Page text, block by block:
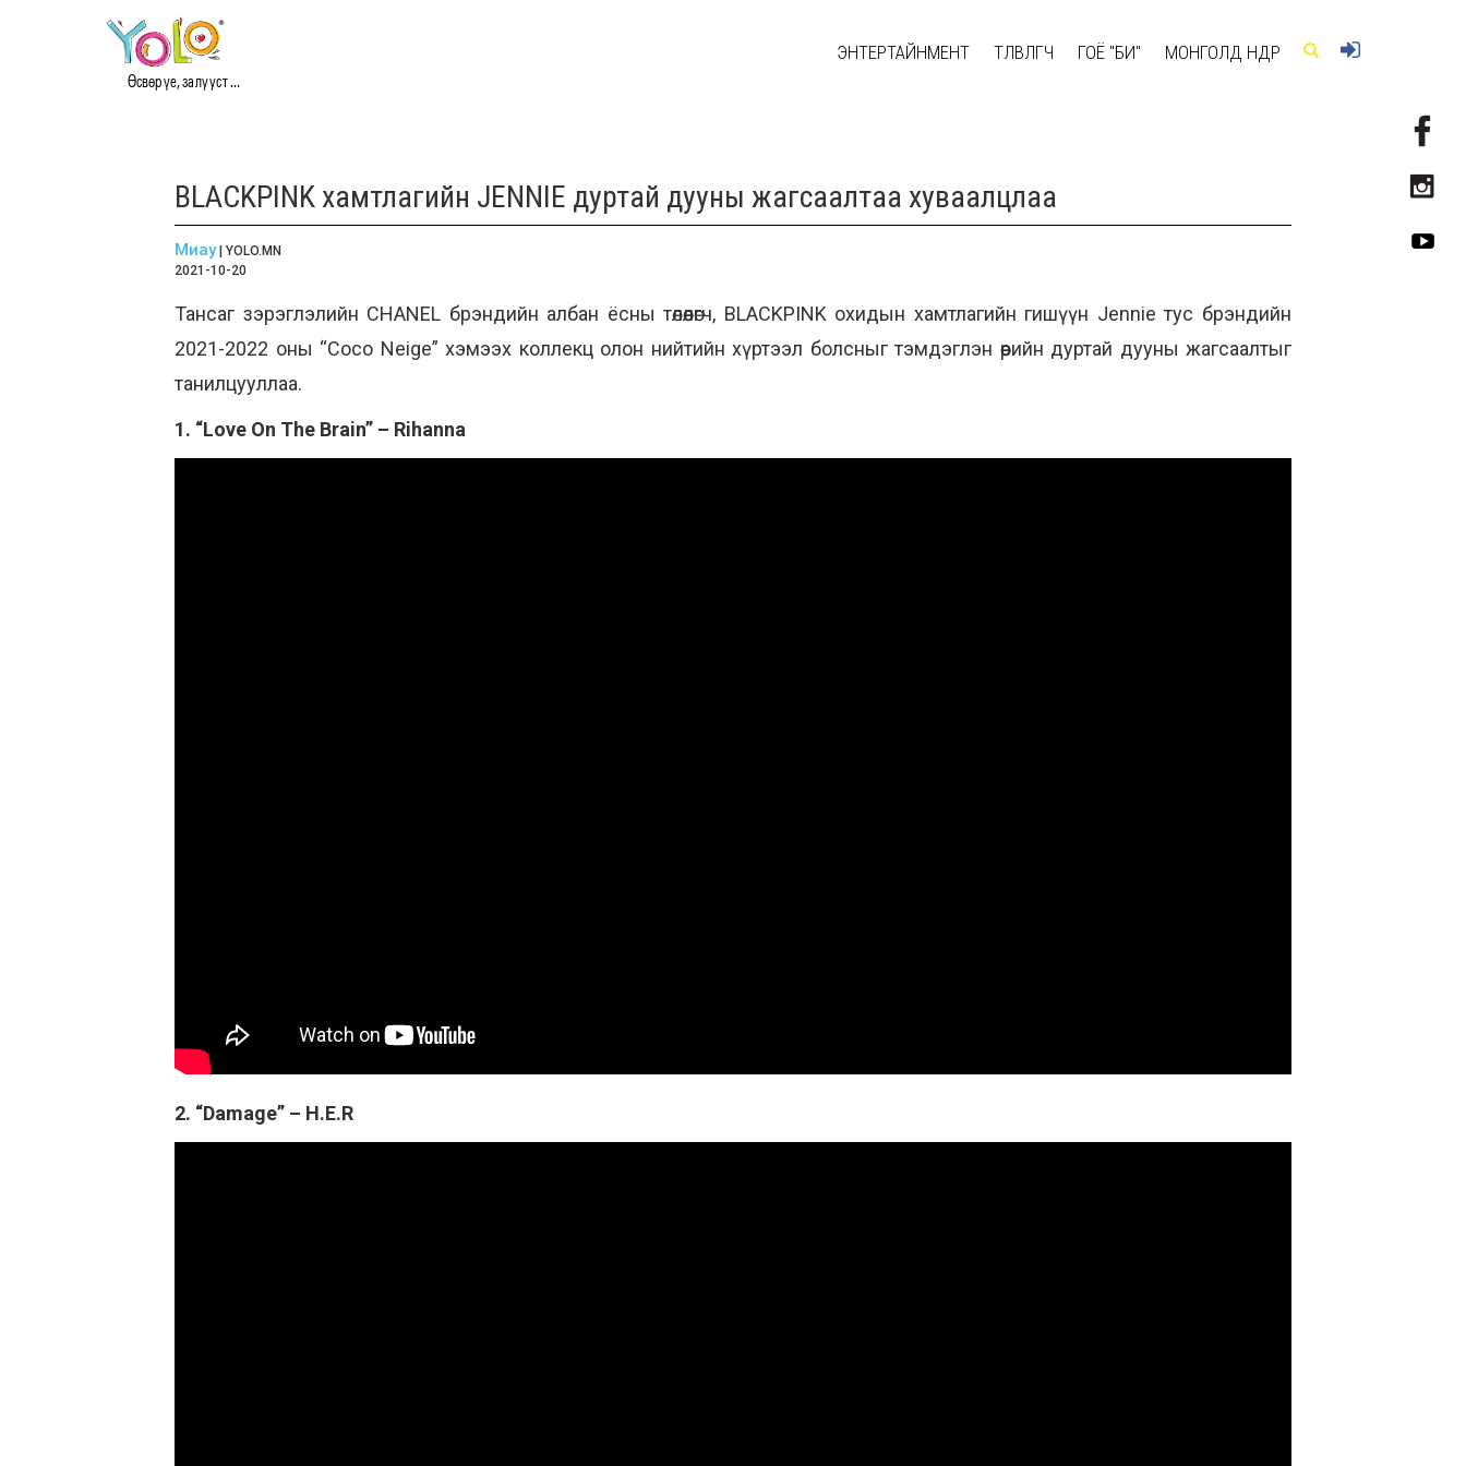
Өсвөр үе, залууст ...
ЭНТЕРТАЙНМЕНТ ТӨЛӨВЛӨГЧ ГОЁ "БИ" МОНГОЛД ӨНӨӨДӨР
BLACKPINK хамтлагийн JENNIE дуртай дууны жагсаалтаа хуваалцлаа
Миау| YOLO.MN
2021-10-20
Тансаг зэрэглэлийн CHANEL брэндийн албан ёсны төлөөлөгч, BLACKPINK охидын хамтлагийн гишүүн Jennie тус брэндийн
2021-2022 оны “Coco Neige” хэмээх коллекц олон нийтийн хүртээл болсныг тэмдэглэн өөрийн дуртай дууны жагсаалтыг
танилцууллаа.
1. “Love On The Brain” – Rihanna
2. “Damage” – H.E.R